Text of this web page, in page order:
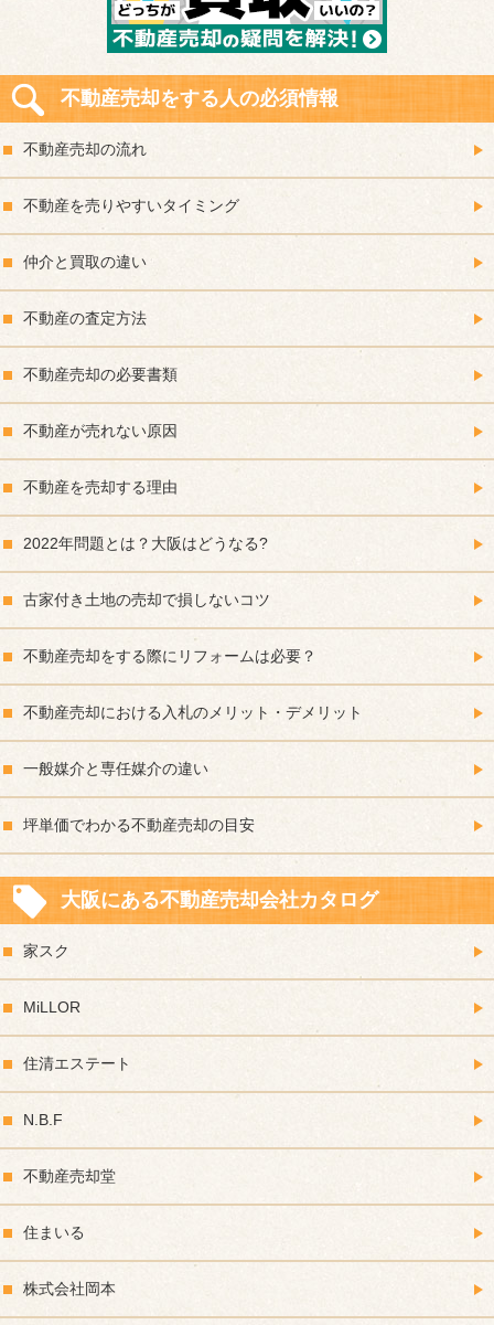
不動産売却をする人の必須情報
不動産売却の流れ
不動産を売りやすいタイミング
仲介と買取の違い
不動産の査定方法
不動産売却の必要書類
不動産が売れない原因
不動産を売却する理由
2022年問題とは？大阪はどうなる?
古家付き土地の売却で損しないコツ
不動産売却をする際にリフォームは必要？
不動産売却における入札のメリット・デメリット
一般媒介と専任媒介の違い
坪単価でわかる不動産売却の目安
大阪にある不動産売却会社カタログ
家スク
MiLLOR
住清エステート
N.B.F
不動産売却堂
住まいる
株式会社岡本